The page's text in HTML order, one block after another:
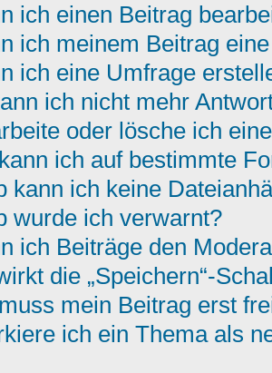
ich einen Beitrag
ich meinem Beitrag
ich eine Umfrage
ich nicht mehr
oder lösche ich
ich auf bestimmte
kann ich keine
wurde ich verwarnt?
ich Beiträge den
die „Speichern“-
mein Beitrag erst
ich ein Thema als